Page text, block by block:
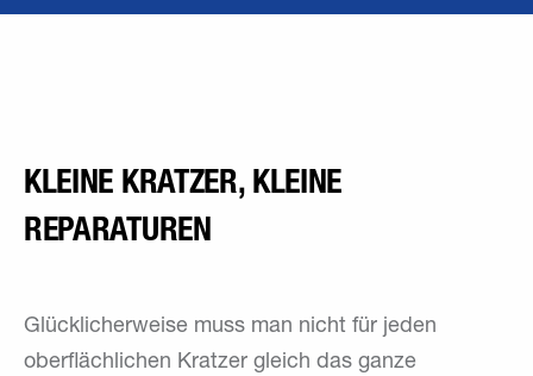
KLEINE KRATZER, KLEINE
REPARATUREN
Glücklicherweise muss man nicht für jeden
oberflächlichen Kratzer gleich das ganze